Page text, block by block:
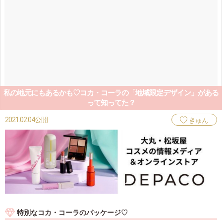
私の地元にもあるかも♡コカ・コーラの「地域限定デザイン」がある
って知ってた？
2021.02.04公開 きゅん
特別なコカ・コーラのパッケージ♡